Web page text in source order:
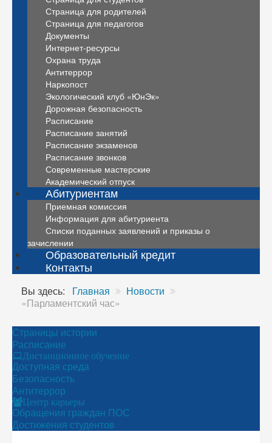
Страница для родителей
Страница для педагогов
Документы
Интернет-ресурсы
Охрана труда
Антитеррор
Наркопост
Экологический клуб «ЮнЭк»
Дорожная безопасность
Расписание
Расписание занятий
Расписание экзаменов
Расписание звонков
Современные мастерские
Академический отпуск
Абитуриентам
Приемная комиссия
Информация для абитуриента
Списки поданных заявлений и приказы о
зачислении
Образовательный кредит
Контакты
Вы здесь: Главная
Новости
«Парламентский час»
Страницы истории
Расписание
Дистанционное обучение
Доступная среда
Безопасность
Антитеррор
Центр карьеры
Обращения граждан ПОС
Достижения студентов